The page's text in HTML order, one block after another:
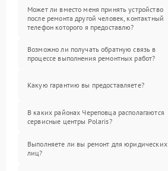
Может ли вместо меня принять устройство
после ремонта другой человек, контактный
телефон которого я предоставлю?
Возможно ли получать обратную связь в
процессе выполнения ремонтных работ?
Какую гарантию вы предоставляете?
В каких районах Череповца располагаются
сервисные центры Polaris?
Выполняете ли вы ремонт для юридических
лиц?